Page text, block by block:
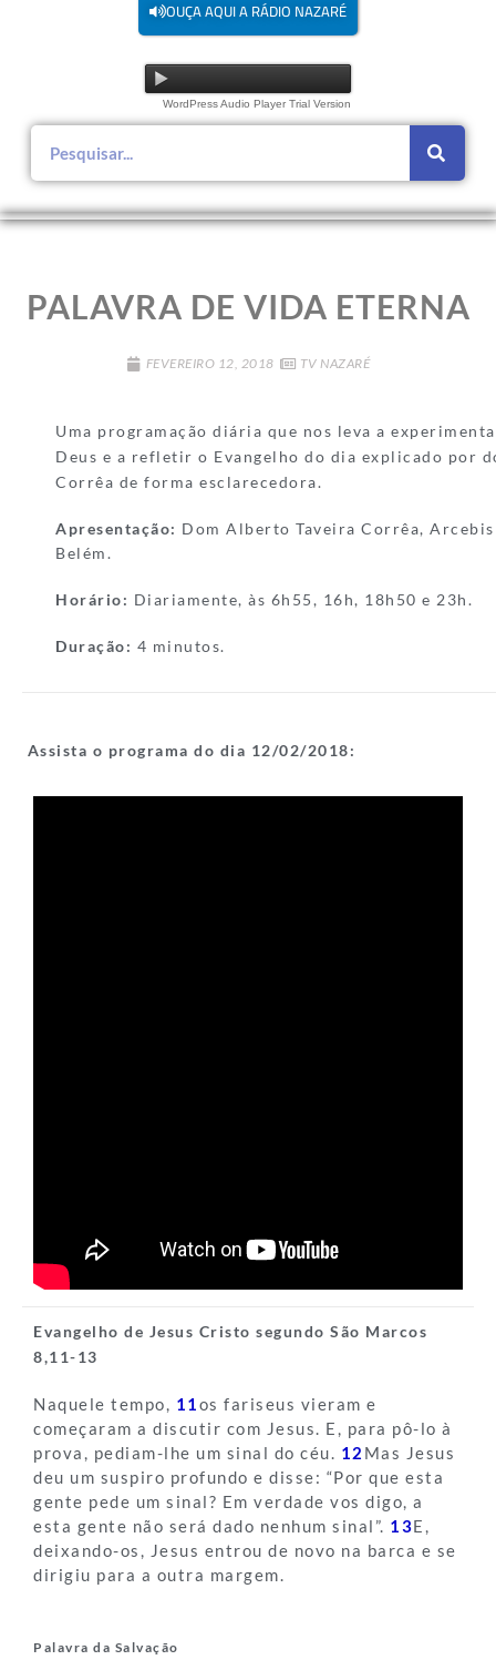
OUÇA AQUI A RÁDIO NAZARÉ
WordPress Audio Player Trial Version
PALAVRA DE VIDA ETERNA
FEVEREIRO 12, 2018 TV NAZARÉ
Uma programação diária que nos leva a
Deus e a refletir o Evangelho do dia explicado por
Corrêa de forma esclarecedora.
Apresentação: Dom Alberto Taveira Corrêa,
Belém.
Horário: Diariamente, às 6h55, 16h, 18h50 e 23h.
Duração: 4 minutos.
Assista o programa do dia 12/02/2018:
Evangelho de Jesus Cristo segundo São Marcos
8,11-13
Naquele tempo, 11os fariseus vieram e
começaram a discutir com Jesus. E, para pô-lo à
prova, pediam-lhe um sinal do céu. 12 Mas Jesus
deu um suspiro profundo e disse: “Por que esta
gente pede um sinal? Em verdade vos digo, a
esta gente não será dado nenhum sinal”. 13E,
deixando-os, Jesus entrou de novo na barca e se
dirigiu para a outra margem.
Palavra da Salvação